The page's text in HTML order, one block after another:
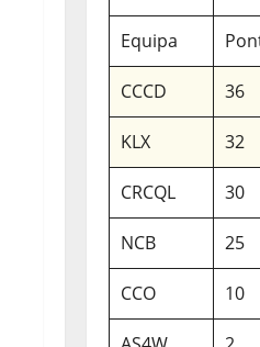
Equipa
CCCD 36
KLX 32
CRCQL 30
NCB 25
CCO 10